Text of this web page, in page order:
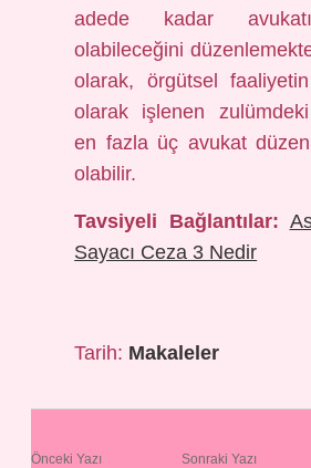
adede kadar
olabileceğini
olarak, örgütsel
olarak işlenen
en fazla üç avukat
olabilir.
Tavsiyeli Bağlantılar:
Sayacı Ceza 3 Nedir
Tarih: Makaleler
Önceki Yazı Sonraki Yazı